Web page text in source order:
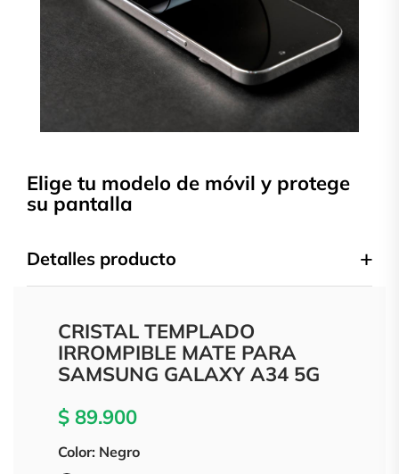
Elige tu modelo de móvil y protege
su pantalla
Detalles producto
CRISTAL TEMPLADO
IRROMPIBLE MATE PARA
SAMSUNG GALAXY A34 5G
$ 89.900
Color: Negro